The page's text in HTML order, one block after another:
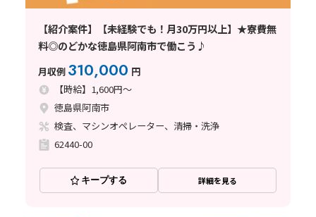
【紹介案件】【未経験でも！月30万円以上】★寮費無
料◎のどかな徳島県阿南市で働こう♪
月収例 310,000 円
【時給】1,600円～
徳島県阿南市
検査、マシンオペレーター、清掃・洗浄
62440-00
キープする 詳細を見る